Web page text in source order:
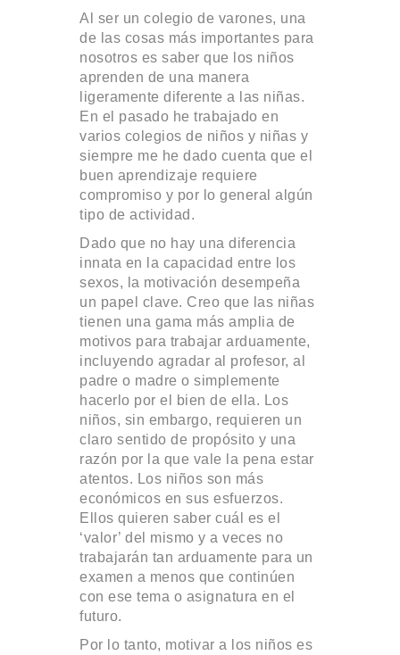
Al ser un colegio de varones, una
de las cosas más importantes para
nosotros es saber que los niños
aprenden de una manera
ligeramente diferente a las niñas.
En el pasado he trabajado en
varios colegios de niños y niñas y
siempre me he dado cuenta que el
buen aprendizaje requiere
compromiso y por lo general algún
tipo de actividad.
Dado que no hay una diferencia
innata en la capacidad entre los
sexos, la motivación desempeña
un papel clave. Creo que las niñas
tienen una gama más amplia de
motivos para trabajar arduamente,
incluyendo agradar al profesor, al
padre o madre o simplemente
hacerlo por el bien de ella. Los
niños, sin embargo, requieren un
claro sentido de propósito y una
razón por la que vale la pena estar
atentos. Los niños son más
económicos en sus esfuerzos.
Ellos quieren saber cuál es el
‘valor’ del mismo y a veces no
trabajarán tan arduamente para un
examen a menos que continúen
con ese tema o asignatura en el
futuro.
Por lo tanto, motivar a los niños es